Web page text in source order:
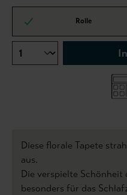
Rolle
Diese florale Tapete
aus.
Die verspielte
besonders für das